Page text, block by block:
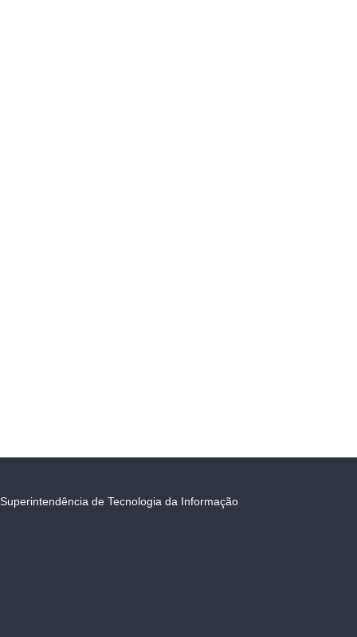
Superintendência de Tecnologia da Informação